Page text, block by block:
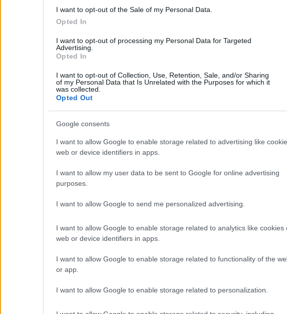
I want to opt-out of the Sale of my Personal Data.
Opted In
I want to opt-out of processing my Personal Data for Targeted
Advertising.
Opted In
I want to opt-out of Collection, Use, Retention, Sale, and/or Sharing
of my Personal Data that Is Unrelated with the Purposes for which it
was collected.
Opted Out
Google consents
I want to allow Google to enable storage related to advertising like
web or device identifiers in apps.
I want to allow my user data to be sent to Google for online advertising
purposes.
I want to allow Google to send me personalized advertising.
I want to allow Google to enable storage related to analytics like cookies
web or device identifiers in apps.
I want to allow Google to enable storage related to functionality of the
or app.
I want to allow Google to enable storage related to personalization.